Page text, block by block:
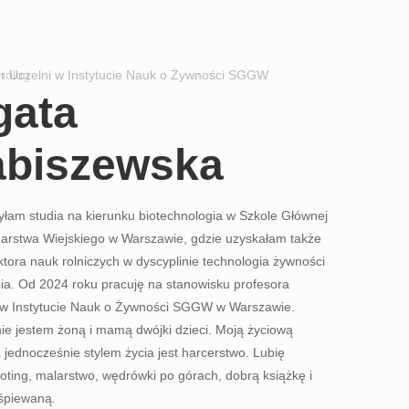
Uczelni w Instytucie Nauk o Żywności SGGW
studia na kierunku biotechnologiaw Szkole Głównej
Wiejskiego w Warszawie, gdzie uzyskałam także
nauk rolniczych w dyscyplinie technologia żywności
Od 2024 roku pracuję na stanowisku profesora
Instytucie Nauk o Żywności SGGW w Warszawie.
jestem żoną i mamą dwójki dzieci. Moją życiową
jednocześnie stylem życia jest harcerstwo. Lubię
malarstwo, wędrówki po górach, dobrą książkę i